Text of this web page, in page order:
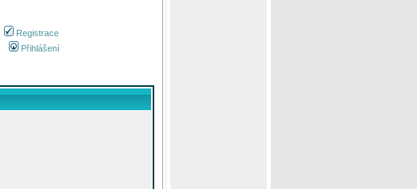
Registrace
Přihlášení